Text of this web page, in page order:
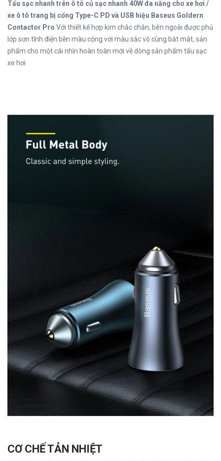
Tẩu sạc nhanh trên ô tô củ sạc nhanh 40W đa năng cho xe hơi /
xe ô tô trang bị cổng Type-C PD và USB hiệu Baseus Goldern
Contactor Pro Với thiết kế hợp kim chắc chắn, bên ngoài được phủ
lớp sơn tĩnh điện bền màu cộng với màu sắc vô cùng bắt mắt, sản
phẩm cho một cái nhìn hoàn toàn mới về dòng sản phẩm tẩu sạc
xe hơi
CƠ CHẾ TẢN NHIỆT